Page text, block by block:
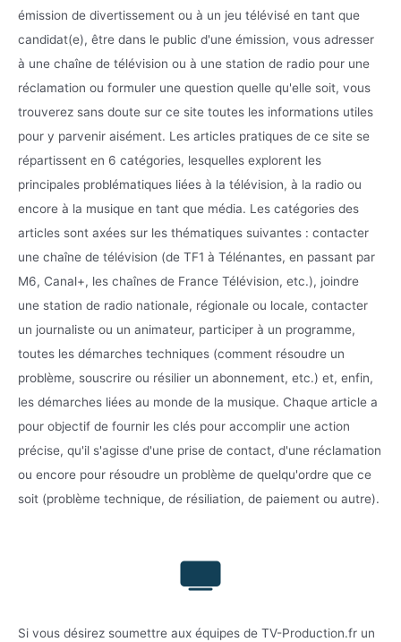
émission de divertissement ou à un jeu télévisé en tant que
candidat(e), être dans le public d'une émission, vous adresser
à une chaîne de télévision ou à une station de radio pour une
réclamation ou formuler une question quelle qu'elle soit, vous
trouverez sans doute sur ce site toutes les informations utiles
pour y parvenir aisément. Les articles pratiques de ce site se
répartissent en 6 catégories, lesquelles explorent les
principales problématiques liées à la télévision, à la radio ou
encore à la musique en tant que média. Les catégories des
articles sont axées sur les thématiques suivantes : contacter
une chaîne de télévision (de TF1 à Télénantes, en passant par
M6, Canal+, les chaînes de France Télévision, etc.), joindre
une station de radio nationale, régionale ou locale, contacter
un journaliste ou un animateur, participer à un programme,
toutes les démarches techniques (comment résoudre un
problème, souscrire ou résilier un abonnement, etc.) et, enfin,
les démarches liées au monde de la musique. Chaque article a
pour objectif de fournir les clés pour accomplir une action
précise, qu'il s'agisse d'une prise de contact, d'une réclamation
ou encore pour résoudre un problème de quelqu'ordre que ce
soit (problème technique, de résiliation, de paiement ou autre).
Si vous désirez soumettre aux équipes de TV-Production.fr un